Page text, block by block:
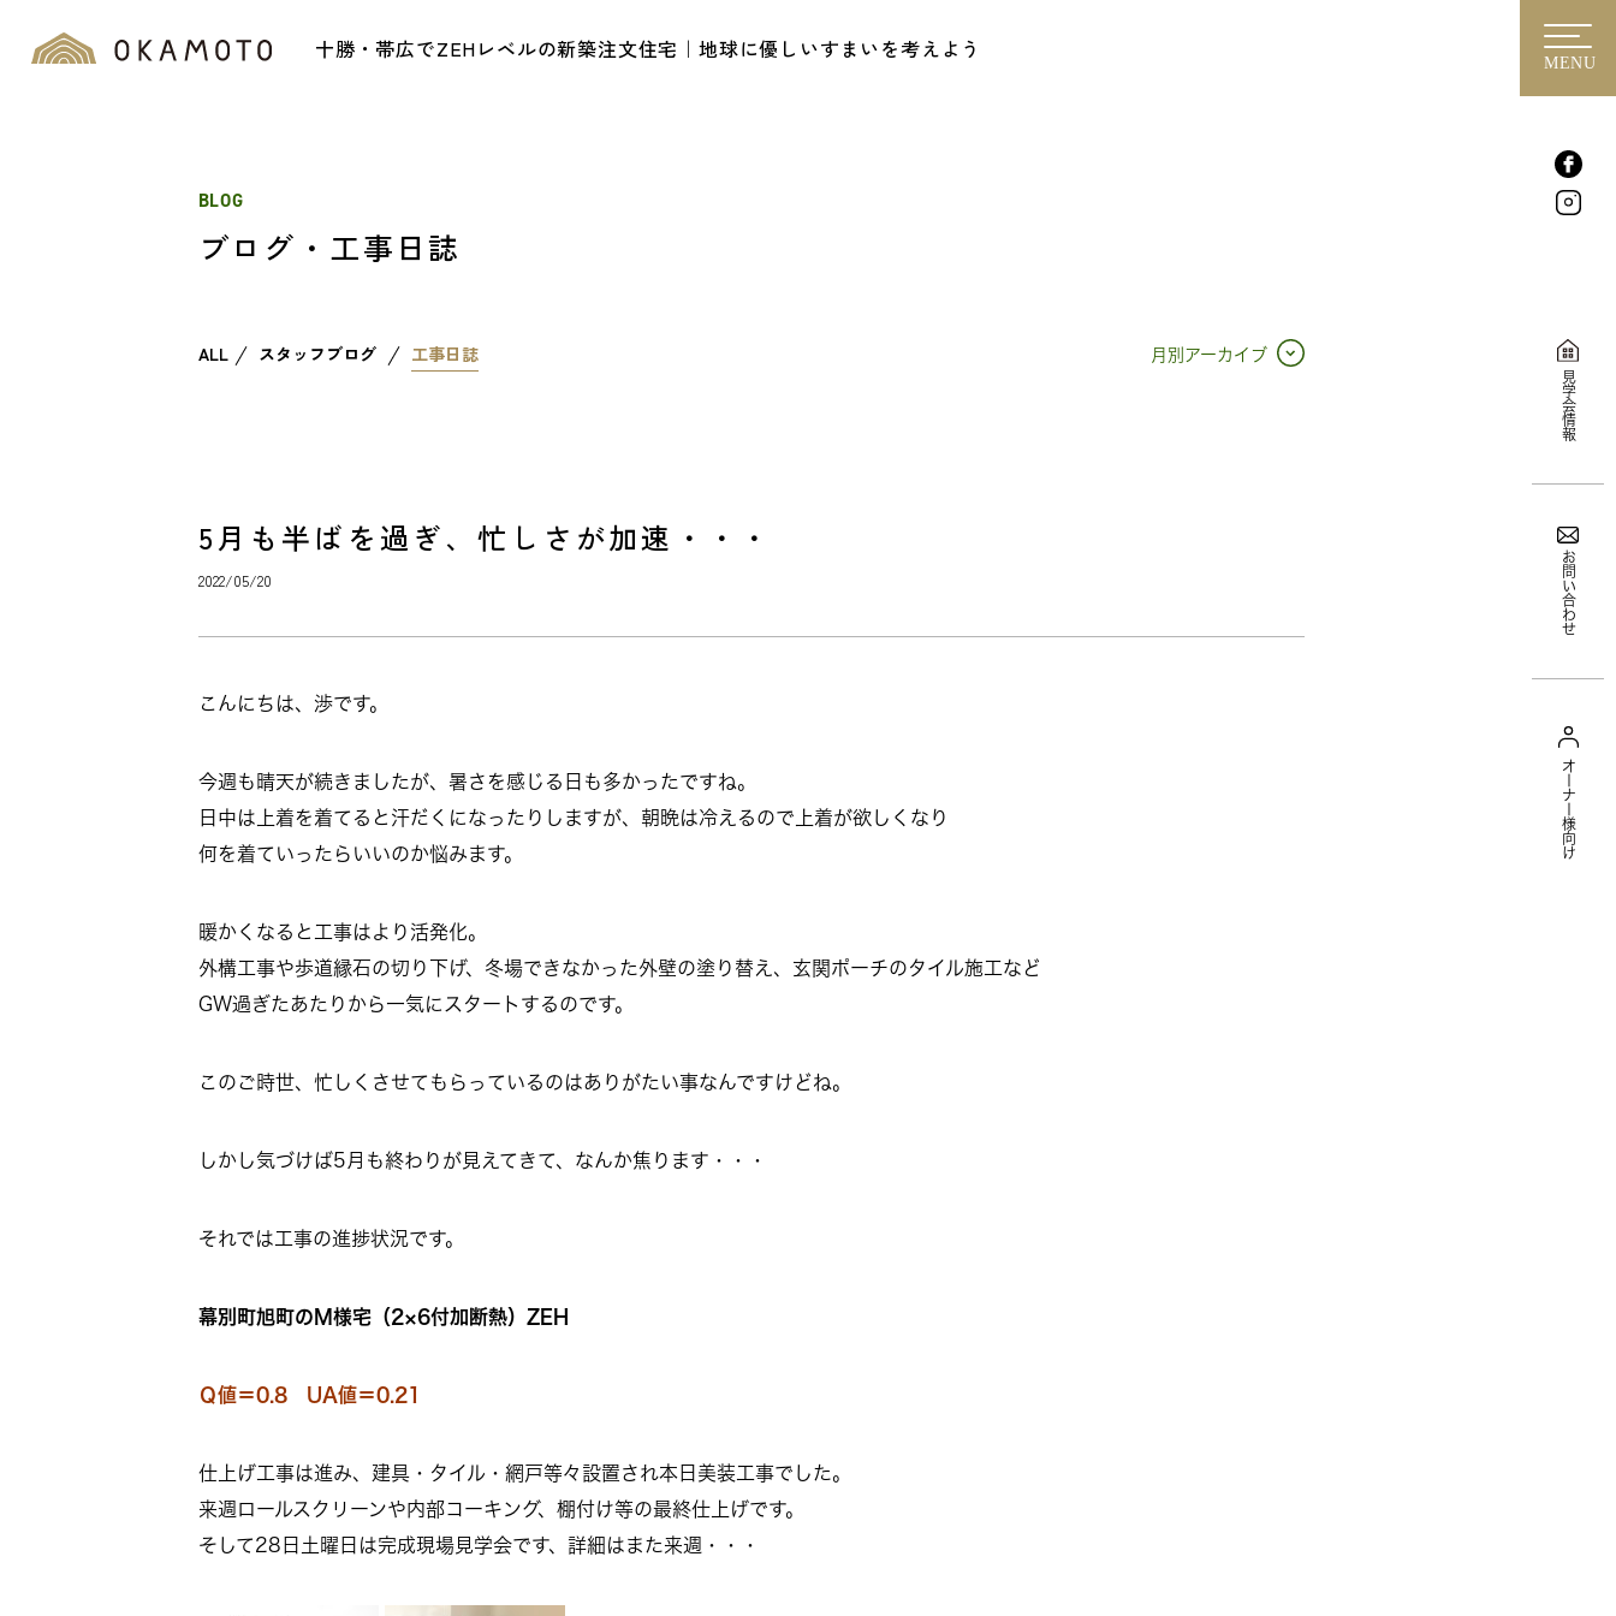
十勝・帯広でZEHレベルの新築注文住宅｜地球に優しいすまいを考えよう
MENU
見学会情報
お問い合わせ
オーナー様向け
BLOG
ブログ・工事日誌
ALL スタッフブログ 工事日誌 月別アーカイブ
5月も半ばを過ぎ、忙しさが加速・・・
2022/05/20
こんにちは、渉です。
今週も晴天が続きましたが、暑さを感じる日も多かったですね。
日中は上着を着てると汗だくになったりしますが、朝晩は冷えるので上着が欲しくなり
何を着ていったらいいのか悩みます。
暖かくなると工事はより活発化。
外構工事や歩道縁石の切り下げ、冬場できなかった外壁の塗り替え、玄関ポーチのタイル施工など
GW過ぎたあたりから一気にスタートするのです。
このご時世、忙しくさせてもらっているのはありがたい事なんですけどね。
しかし気づけば5月も終わりが見えてきて、なんか焦ります・・・
それでは工事の進捗状況です。
幕別町旭町のM様宅（2×6付加断熱）ZEH
Ｑ値＝0.8 UA値＝0.21
仕上げ工事は進み、建具・タイル・網戸等々設置され本日美装工事でした。
来週ロールスクリーンや内部コーキング、棚付け等の最終仕上げです。
そして28日土曜日は完成現場見学会です、詳細はまた来週・・・